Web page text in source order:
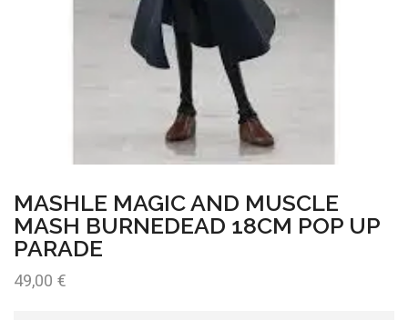
MASHLE MAGIC AND MUSCLE
MASH BURNEDEAD 18CM POP UP
PARADE
49,00 €